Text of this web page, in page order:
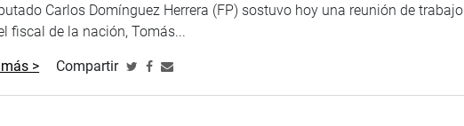
Carlos Domínguez Herrera (FP) sostuvo hoy una reunión de trabajo
fiscal de la nación, Tomás...
> Compartir